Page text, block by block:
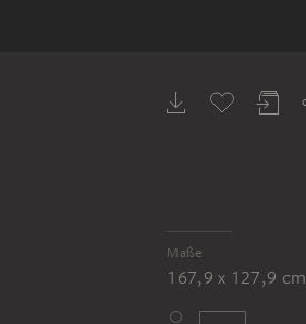
Scotland, Edinburgh
Maße
167,9 x 127,9 cm